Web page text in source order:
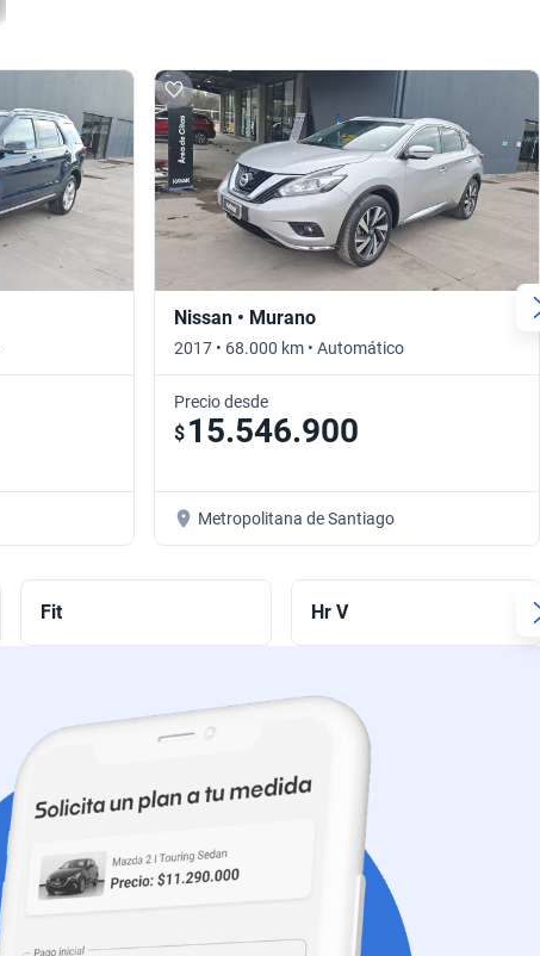
Nissan • Murano
2017 • 68.000 km • Automático
Precio desde
$ 15.546.900
Metropolitana de Santiago
Fit Hr V